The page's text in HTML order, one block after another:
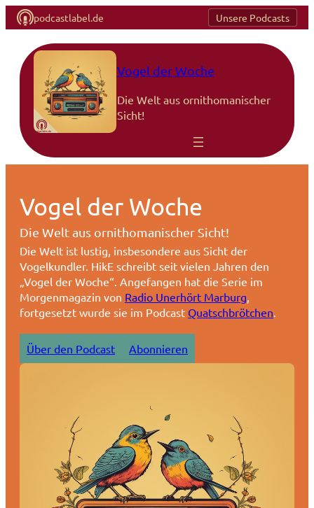
podcastlabel.de Unsere Podcasts
Inhalt
springen
Vogel der Woche
Die Welt aus ornithomanischer
Sicht!
Vogel der Woche
Die Welt aus ornithomanischer Sicht!
Die Welt ist lustig, insbesondere aus Sicht der
Vogelkundler. HikE schreibt seit vielen Jahren den
„Vogel der Woche“. Angefangen hat die Serie im
Morgenmagazin von Radio Unerhört Marburg
fortgesetzt wurde sie im Podcast Quatschbrötchen
Über den Podcast Abonnieren